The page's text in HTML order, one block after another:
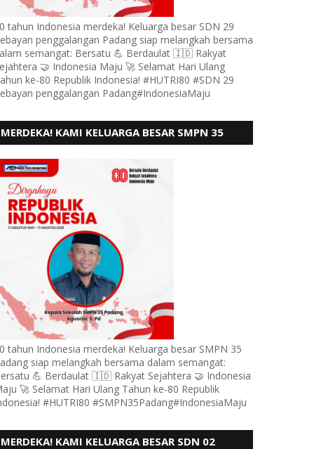
tahun Indonesia merdeka! Keluarga besar SDN 29
penggalangan Padang siap melangkah bersama
semangat: Bersatu 💪 Berdaulat 🇮🇩 Rakyat
🤝 Indonesia Maju 🚀 Selamat Hari Ulang
ke-80 Republik Indonesia! #HUTRI80 #SDN 29
penggalangan Padang#IndonesiaMaju
MERDEKA! KAMI KELUARGA BESAR SMPN 35
tahun Indonesia merdeka! Keluarga besar SMPN 35
siap melangkah bersama dalam semangat:
💪 Berdaulat 🇮🇩 Rakyat Sejahtera 🤝 Indonesia
🚀 Selamat Hari Ulang Tahun ke-80 Republik
#HUTRI80 #SMPN35Padang#IndonesiaMaju
MERDEKA! KAMI KELUARGA BESAR SDN 02